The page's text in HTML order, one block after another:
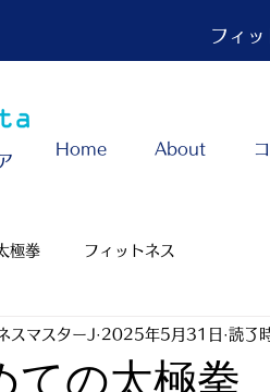
フィ
Home About
極拳 フィットネス
ての太極拳
スマスターJ 2025年5月31日 読了